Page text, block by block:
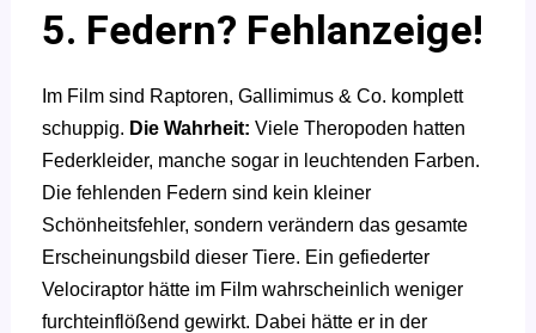
5. Federn? Fehlanzeige!
Im Film sind Raptoren, Gallimimus & Co. komplett
schuppig. Die Wahrheit: Viele Theropoden hatten
Federkleider, manche sogar in leuchtenden Farben.
Die fehlenden Federn sind kein kleiner
Schönheitsfehler, sondern verändern das gesamte
Erscheinungsbild dieser Tiere. Ein gefiederter
Velociraptor hätte im Film wahrscheinlich weniger
furchteinflößend gewirkt. Dabei hätte er in der